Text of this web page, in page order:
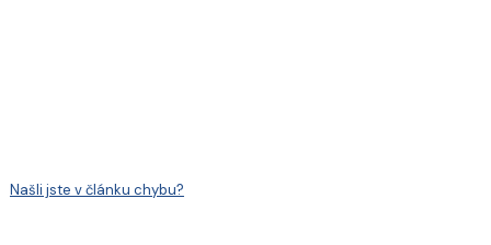
Našli jste v článku chybu?